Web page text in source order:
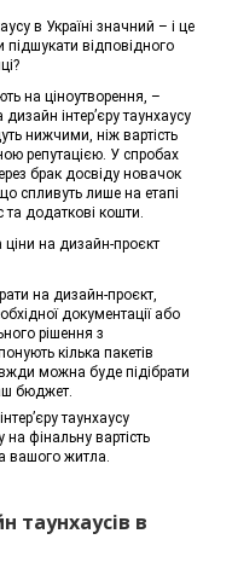
в Україні значний – і це
відповідного
на ціноутворення, –
інтер’єру таунхаусу
нижчими, ніж вартість
репутацією. У спробах
брак досвіду новачок
спливуть лише на етапі
додаткові кошти.
ціни на дизайн-проєкт
на дизайн-проєкт,
документації або
рішення з
кілька пакетів
можна буде підібрати
бюджет.
таунхаусу
фінальну вартість
вашого житла.
таунхаусів в